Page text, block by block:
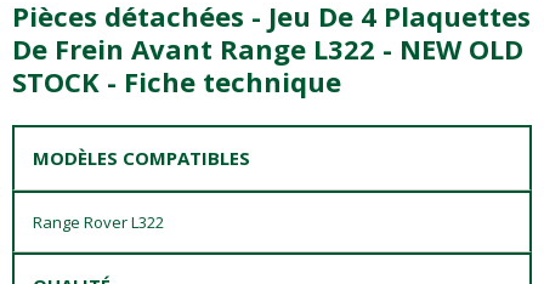
Pièces détachées - Jeu De 4 Plaquettes
De Frein Avant Range L322 - NEW OLD
STOCK - Fiche technique
MODÈLES COMPATIBLES
Range Rover L322